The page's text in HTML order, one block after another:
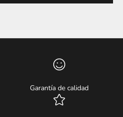
Garantía de calidad